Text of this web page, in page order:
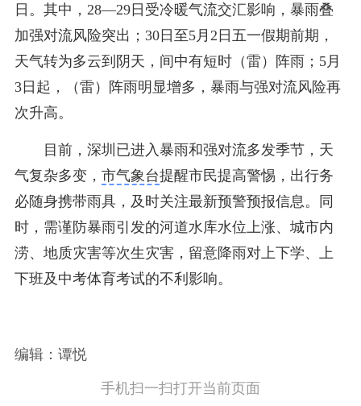
日。其中，28—29日受冷暖气流交汇影响，暴雨叠
加强对流风险突出；30日至5月2日五一假期前期，
天气转为多云到阴天，间中有短时（雷）阵雨；5月
3日起，（雷）阵雨明显增多，暴雨与强对流风险再
次升高。
目前，深圳已进入暴雨和强对流多发季节，天
气复杂多变， 市气象台提醒市民提高警惕，出行务
必随身携带雨具，及时关注最新预警预报信息。同
时，需谨防暴雨引发的河道水库水位上涨、城市内
涝、地质灾害等次生灾害，留意降雨对上下学、上
下班及中考体育考试的不利影响。
编辑：谭悦
手机扫一扫打开当前页面